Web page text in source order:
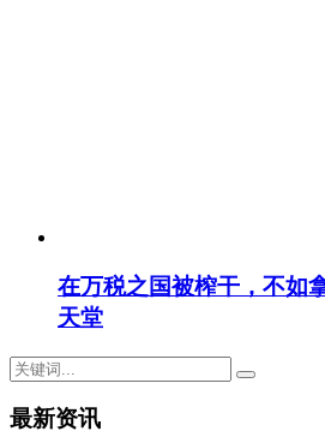
在万税之国被榨干，不如
天堂
最新资讯